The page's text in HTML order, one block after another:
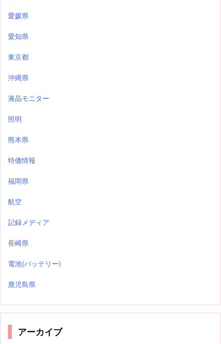
愛媛県
愛知県
東京都
沖縄県
液晶モニター
照明
熊本県
特価情報
福岡県
航空
記録メディア
長崎県
電池(バッテリー)
鹿児島県
アーカイブ